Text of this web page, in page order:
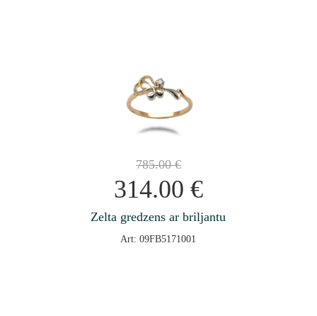
785.00€
314.00 €
Zelta gredzens ar briljantu
Art: 09FB5171001